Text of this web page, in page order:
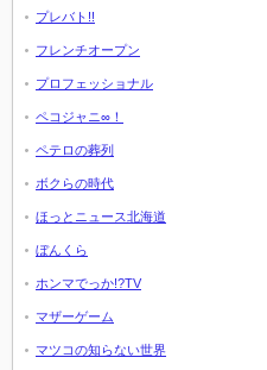
プレバト!!
フレンチオープン
プロフェッショナル
ペコジャニ∞！
ペテロの葬列
ボクらの時代
ほっとニュース北海道
ぼんくら
ホンマでっか!?TV
マザーゲーム
マツコの知らない世界